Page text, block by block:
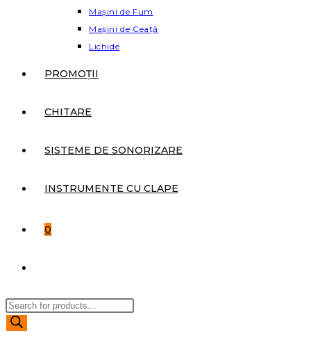
Mașini de Fum
Mașini de Ceață
Lichide
PROMOȚII
CHITARE
SISTEME DE SONORIZARE
INSTRUMENTE CU CLAPE
0
WEBSITE
Products
search